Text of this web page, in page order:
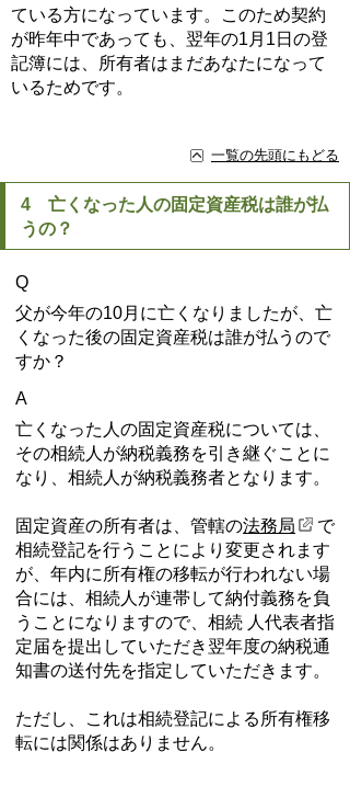
ている方になっています。このため契約
が昨年中であっても、翌年の1月1日の登
記簿には、所有者はまだあなたになって
いるためです。
一覧の先頭にもどる
4 亡くなった人の固定資産税は誰が払
うの？
Q
父が今年の10月に亡くなりましたが、亡
くなった後の固定資産税は誰が払うので
すか？
A
亡くなった人の固定資産税については、
その相続人が納税義務を引き継ぐことに
なり、相続人が納税義務者となります。
固定資産の所有者は、管轄の法務局
で
相続登記を行うことにより変更されます
が、年内に所有権の移転が行われない場
合には、相続人が連帯して納付義務を負
うことになりますので、相続 人代表者指
定届を提出していただき翌年度の納税通
知書の送付先を指定していただきます。
ただし、これは相続登記による所有権移
転には関係はありません。